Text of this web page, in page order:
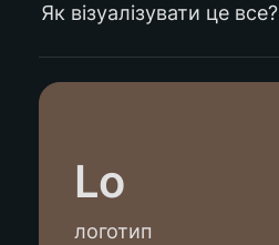
Як візуалізувати це все?
Lo
логотип